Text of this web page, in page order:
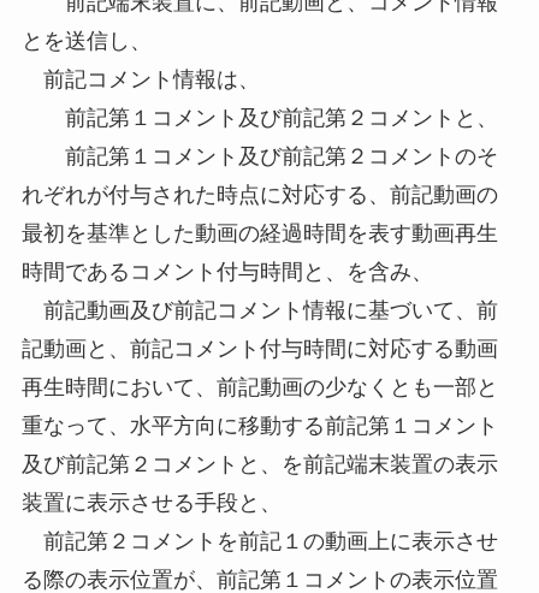
とを送信し、
前記コメント情報は、
前記第１コメント及び前記第２コメントと、
前記第１コメント及び前記第２コメントのそ
れぞれが付与された時点に対応する、前記動画の
最初を基準とした動画の経過時間を表す動画再生
時間であるコメント付与時間と、を含み、
前記動画及び前記コメント情報に基づいて、前
記動画と、前記コメント付与時間に対応する動画
再生時間において、前記動画の少なくとも一部と
重なって、水平方向に移動する前記第１コメント
及び前記第２コメントと、を前記端末装置の表示
装置に表示させる手段と、
前記第２コメントを前記１の動画上に表示させ
る際の表示位置が、前記第１コメントの表示位置